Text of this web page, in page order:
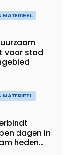
MATERIEEL
voor stad
MATERIEEL
dagen in
heden